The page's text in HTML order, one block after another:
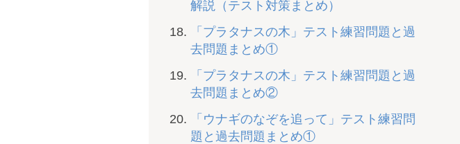
解説（テスト対策まとめ）
「プラタナスの木」テスト練習問題と過
去問題まとめ①
「プラタナスの木」テスト練習問題と過
去問題まとめ②
「ウナギのなぞを追って」テスト練習問
題と過去問題まとめ①